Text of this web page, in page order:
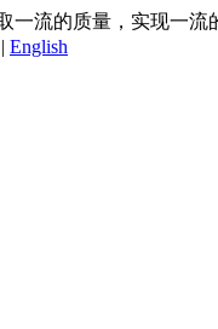
一流的质量，实现一流
| English